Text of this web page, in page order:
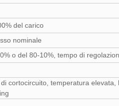
del carico
nominale
o del 80-10%, tempo di
cortocircuito, temperatura elevata,